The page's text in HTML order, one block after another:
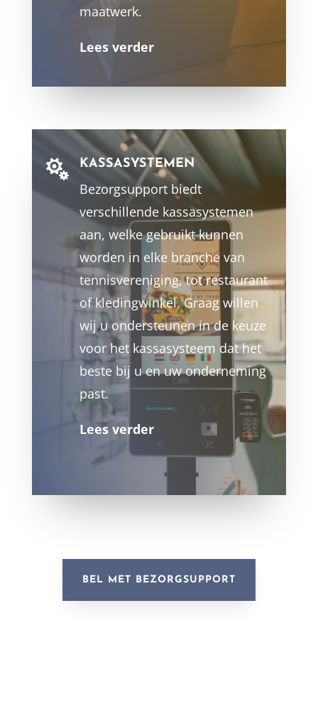
maatwerk.
Lees verder
 KASSASYSTEMEN
Bezorgsupport biedt
verschillende kassasystemen
aan, welke gebruikt kunnen
worden in elke branche van
tennisvereniging, tot restaurant
of kledingwinkel. Graag willen
wij u ondersteunen in de keuze
voor het kassasysteem dat het
beste bij u en uw onderneming
past.
Lees verder
BEL MET BEZORGSUPPORT